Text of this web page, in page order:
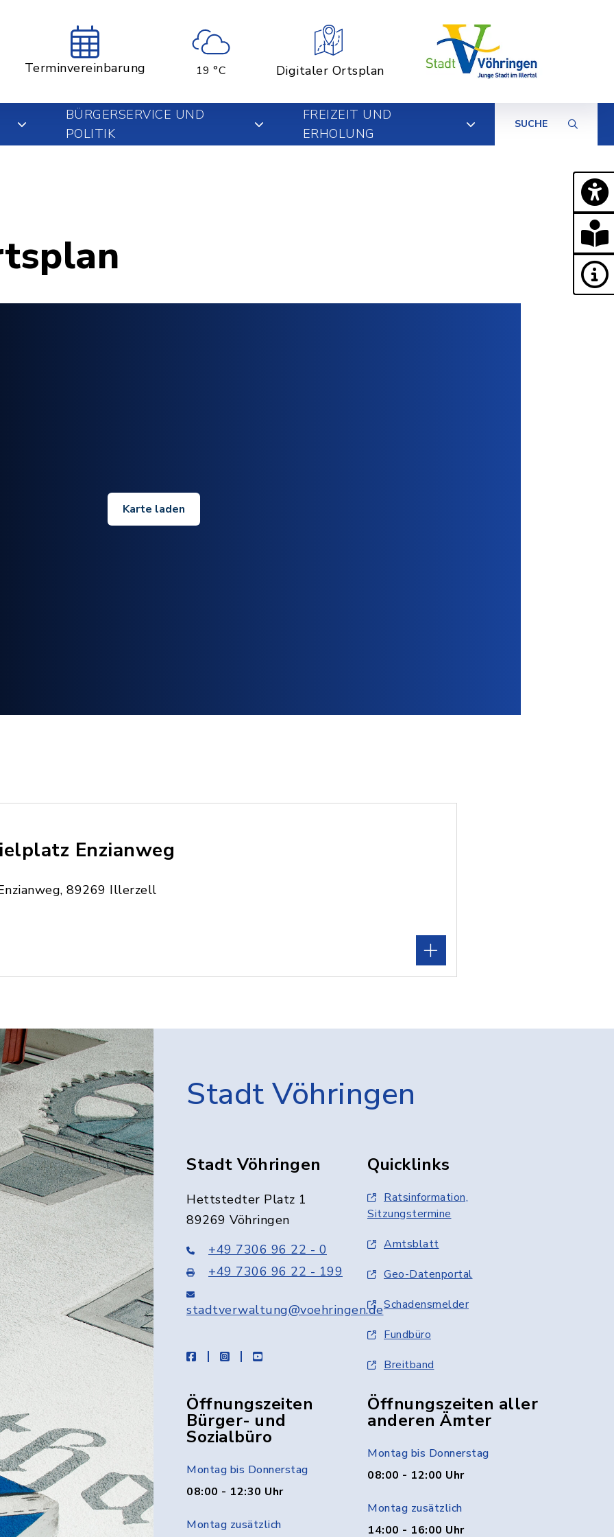
Terminvereinbarung 19 °C Digitaler Ortsplan
BÜRGERSERVICE UND
POLITIK
FREIZEIT UND
ERHOLUNG
SUCHE
Karte laden
Enzianweg
89269 Illerzell
Stadt Vöhringen
Stadt Vöhringen
Hettstedter Platz 1
89269 Vöhringen
+49 7306 96 22 - 0
+49 7306 96 22 - 199
stadtverwaltung@voehringen.de
facebookinstagramyoutube
Quicklinks
Ratsinformation,
Sitzungstermine
Amtsblatt
Geo-Datenportal
Schadensmelder
Fundbüro
Breitband
Öffnungszeiten
Bürger- und
Sozialbüro
Montag bis Donnerstag
08:00 - 12:30 Uhr
Montag zusätzlich
Öffnungszeiten aller
anderen Ämter
Montag bis Donnerstag
08:00 - 12:00 Uhr
Montag zusätzlich
14:00 - 16:00 Uhr